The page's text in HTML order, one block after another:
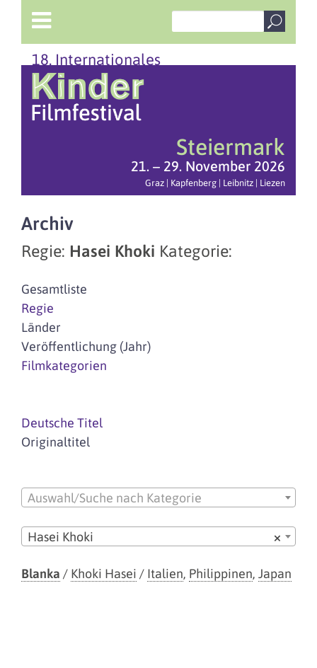
18. Internationales
Steiermark
21. – 29. November 2026
Graz | Kapfenberg | Leibnitz | Liezen
Archiv
Regie: Hasei Khoki Kategorie:
Gesamtliste
Regie
Länder
Veröffentlichung (Jahr)
Filmkategorien
Deutsche Titel
Originaltitel
Auswahl/Suche nach Kategorie
×
Hasei Khoki
Blanka / Khoki Hasei / Italien, Philippinen, Japan